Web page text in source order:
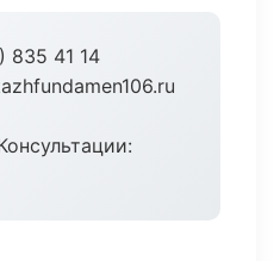
835 41 14